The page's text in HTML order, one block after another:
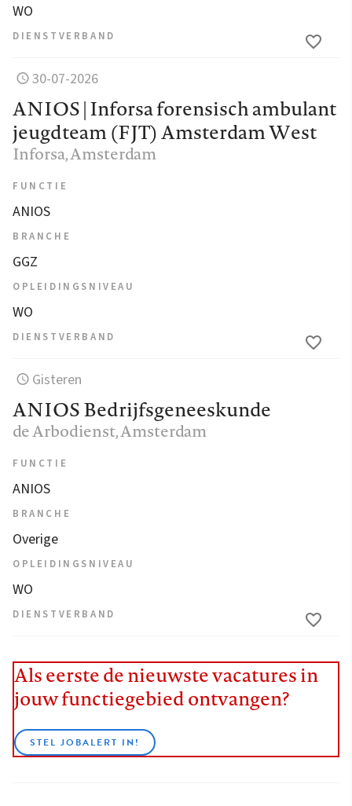
WO
DIENSTVERBAND
30-07-2026
ANIOS | Inforsa forensisch ambulant
jeugdteam (FJT) Amsterdam West
Inforsa, Amsterdam
FUNCTIE
ANIOS
BRANCHE
GGZ
OPLEIDINGSNIVEAU
WO
DIENSTVERBAND
Gisteren
ANIOS Bedrijfsgeneeskunde
de Arbodienst, Amsterdam
FUNCTIE
ANIOS
BRANCHE
Overige
OPLEIDINGSNIVEAU
WO
DIENSTVERBAND
Als eerste de nieuwste vacatures in
jouw functiegebied ontvangen?
STEL JOBALERT IN!